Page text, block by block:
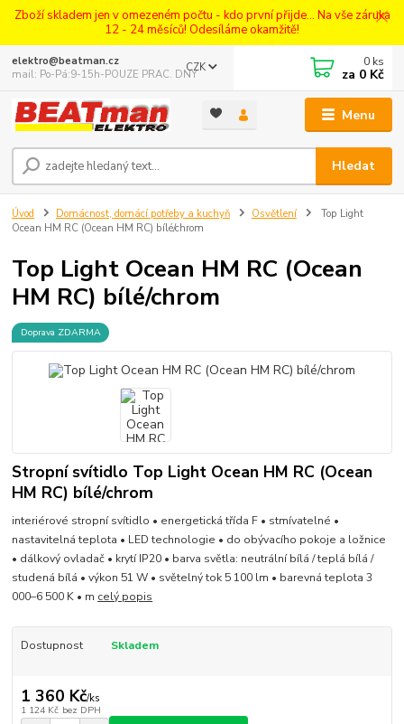
Zboží skladem jen v omezeném počtu - kdo první přijde... Na vše záruka
12 - 24 měsíců! Odesíláme okamžitě!
Menu
CZK
Hledat
elektro@beatman.cz
mail: Po-Pá:9-15h-POUZE PRAC. DNY
0 ks
za 0 Kč
Úvod Domácnost, domácí potřeby a kuchyň Osvětlení
Top Light
Ocean HM RC (Ocean HM RC) bílé/chrom
Top Light Ocean HM RC (Ocean
HM RC) bílé/chrom
Doprava ZDARMA
Stropní svítidlo Top Light Ocean HM RC (Ocean
HM RC) bílé/chrom
interiérové stropní svítidlo • energetická třída F • stmívatelné •
nastavitelná teplota • LED technologie • do obývacího pokoje a ložnice
• dálkový ovladač • krytí IP20 • barva světla: neutrální bílá / teplá bílá /
studená bílá • výkon 51 W • světelný tok 5 100 lm • barevná teplota 3
000–6 500 K • m celý popis
Dostupnost Skladem
1 360 Kč/ks
1 124 Kč bez DPH